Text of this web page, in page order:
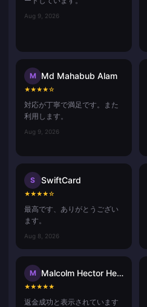
Aug 9, 2026
M Md Mahabub Alam
★★★★☆
対応が丁寧で満足です。また
利用します。
Aug 9, 2026
S SwiftCard
★★★★☆
最高です、ありがとうござい
ます。
Aug 8, 2026
M Malcolm Hector Herce
★★★★★
返金成功と表示されています